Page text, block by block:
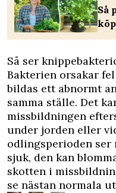
Så
Så ser
Bakterien orsakar
bildas ett abnormt
samma ställe. Det
missbildningen
under jorden eller
odlingsperioden ser
sjuk, den kan
skotten i
se nästan normala